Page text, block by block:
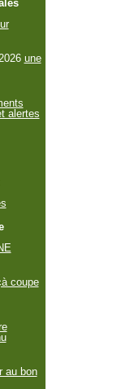
une
alertes
coupe
au bon